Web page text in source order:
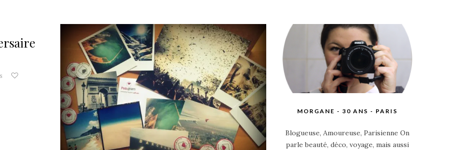
MORGANE - 30 ANS - PARIS
Blogueuse, Amoureuse, Parisienne On
parle beauté, déco, voyage, mais aussi